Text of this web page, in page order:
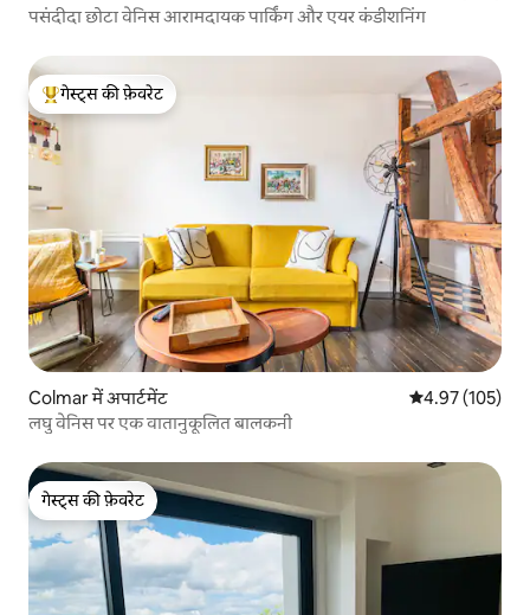
पसंदीदा छोटा वेनिस आरामदायक पार्किंग और एयर कंडीशनिंग
गेस्ट्स का टॉप फ़ेवरेट
गेस्ट्स की फ़ेवरेट
Colmar में अपार्टमेंट औसत रेटिंग 5 में से
4.97 (105)
लघु वेनिस पर एक वातानुकूलित बालकनी
गेस्ट्स की फ़ेवरेट
गेस्ट्स की फ़ेवरेट